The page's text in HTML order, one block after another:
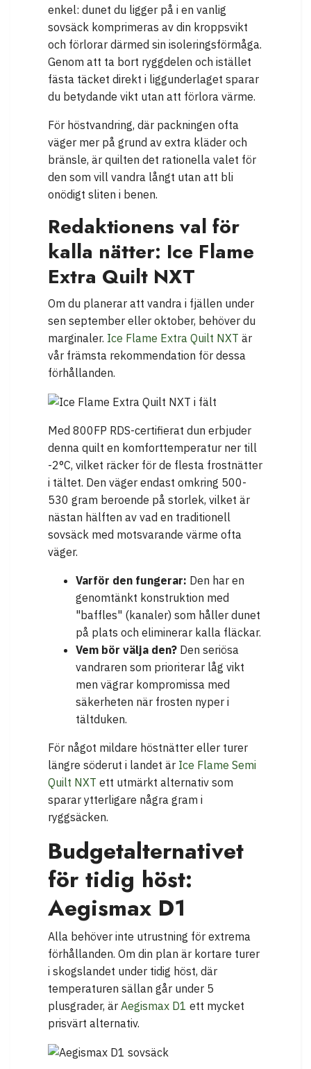
enkel: dunet du ligger på i en vanlig
sovsäck komprimeras av din kroppsvikt
och förlorar därmed sin isoleringsförmåga.
Genom att ta bort ryggdelen och istället
fästa täcket direkt i liggunderlaget sparar
du betydande vikt utan att förlora värme.
För höstvandring, där packningen ofta
väger mer på grund av extra kläder och
bränsle, är quilten det rationella valet för
den som vill vandra långt utan att bli
onödigt sliten i benen.
Redaktionens val för
kalla nätter: Ice Flame
Extra Quilt NXT
Om du planerar att vandra i fjällen under
sen september eller oktober, behöver du
marginaler. Ice Flame Extra Quilt NXT är
vår främsta rekommendation för dessa
förhållanden.
Med 800FP RDS-certifierat dun erbjuder
denna quilt en komforttemperatur ner till
-2°C, vilket räcker för de flesta frostnätter
i tältet. Den väger endast omkring 500-
530 gram beroende på storlek, vilket är
nästan hälften av vad en traditionell
sovsäck med motsvarande värme ofta
väger.
Varför den fungerar: Den har en
genomtänkt konstruktion med
"baffles" (kanaler) som håller dunet
på plats och eliminerar kalla fläckar.
Vem bör välja den? Den seriösa
vandraren som prioriterar låg vikt
men vägrar kompromissa med
säkerheten när frosten nyper i
tältduken.
För något mildare höstnätter eller turer
längre söderut i landet är Ice Flame Semi
Quilt NXT ett utmärkt alternativ som
sparar ytterligare några gram i
ryggsäcken.
Budgetalternativet
för tidig höst:
Aegismax D1
Alla behöver inte utrustning för extrema
förhållanden. Om din plan är kortare turer
i skogslandet under tidig höst, där
temperaturen sällan går under 5
plusgrader, är Aegismax D1 ett mycket
prisvärt alternativ.